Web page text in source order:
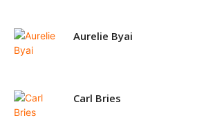
Aurelie Byai
Carl Bries